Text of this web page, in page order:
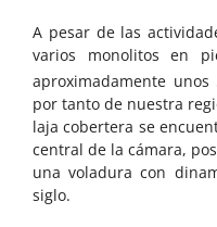
A pesar de las
varios monolitos en
aproximadamente unos
por tanto de nuestra
laja cobertera se
central de la cámara,
una voladura con
siglo.